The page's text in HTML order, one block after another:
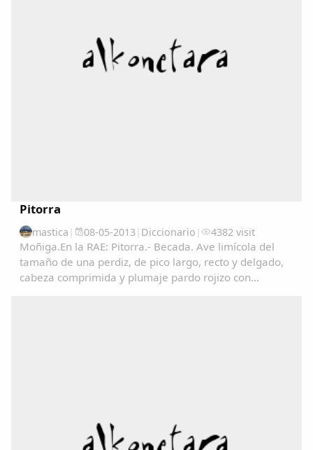
Pitorra
mastica | 08-05-2013| Diccionario | 4382 visit
Moñiga.En la RAE: Pitorra.- Becada. Ave limícola del
tamaño de una perdiz, de pico largo, recto y delgado,
cabeza comprimida y plumaje pardo rojizo con